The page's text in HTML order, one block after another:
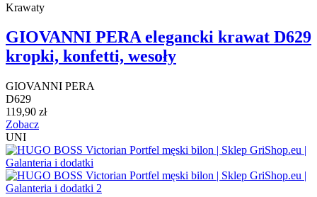
Krawaty
GIOVANNI PERA elegancki krawat D629
kropki, konfetti, wesoły
GIOVANNI PERA
D629
119,90 zł
Zobacz
UNI